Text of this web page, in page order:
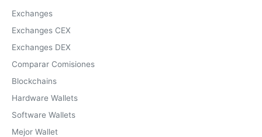
Exchanges
Exchanges CEX
Exchanges DEX
Comparar Comisiones
Blockchains
Hardware Wallets
Software Wallets
Mejor Wallet